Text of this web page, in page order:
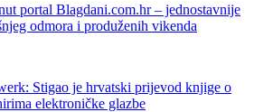
portal Blagdani.com.hr – jednostavnije
odmora i produženih vikenda
Stigao je hrvatski prijevod knjige o
elektroničke glazbe